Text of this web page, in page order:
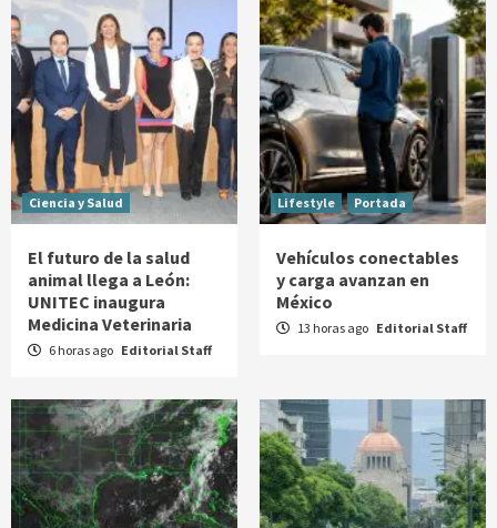
Ciencia y Salud
El futuro de la salud
animal llega a León:
UNITEC inaugura
Medicina Veterinaria
6 horas ago Editorial Staff
Lifestyle Portada
Vehículos conectables
y carga avanzan en
México
13 horas ago Editorial Staff